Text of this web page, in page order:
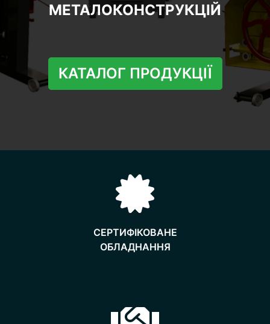
МЕТАЛОКОНСТРУКЦІЙ
КАТАЛОГ ПРОДУКЦІЇ
СЕРТИФІКОВАНЕ
ОБЛАДНАННЯ